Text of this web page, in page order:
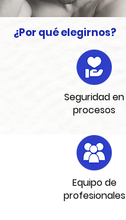
¿Por qué elegirnos?
Seguridad en
procesos
Equipo de
profesionales